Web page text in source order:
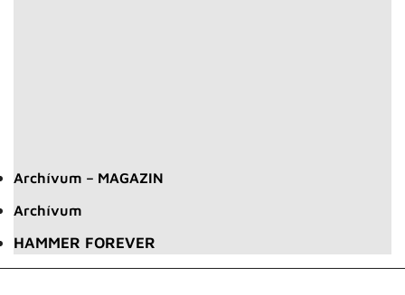
Archívum – MAGAZIN
Archívum
HAMMER FOREVER